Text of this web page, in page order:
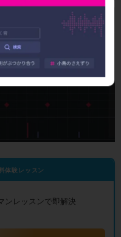
体験レッスン
ンレッスンで即解決